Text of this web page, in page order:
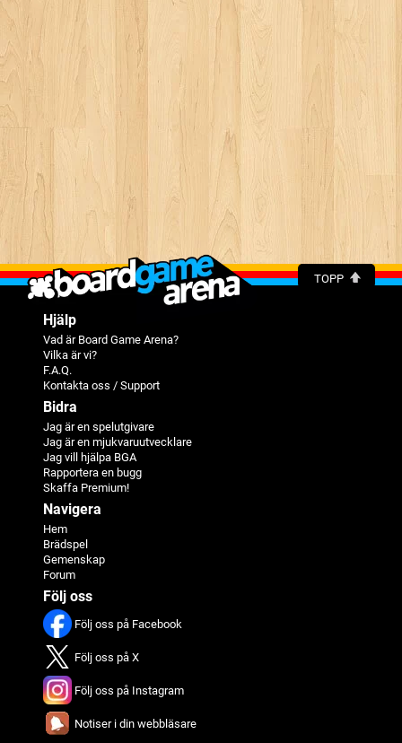
TOPP
Hjälp
Vad är Board Game Arena?
Vilka är vi?
F.A.Q.
Kontakta oss / Support
Bidra
Jag är en spelutgivare
Jag är en mjukvaruutvecklare
Jag vill hjälpa BGA
Rapportera en bugg
Skaffa Premium!
Navigera
Hem
Brädspel
Gemenskap
Forum
Följ oss
Följ oss på Facebook
Följ oss på X
Följ oss på Instagram
Notiser i din webbläsare